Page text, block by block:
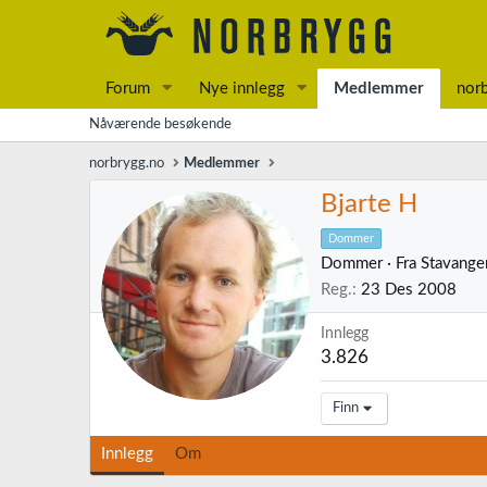
Forum Nye innlegg Medlemmer
Nåværende besøkende
norbrygg.no Medlemmer
Bjarte H
Dommer
Dommer · Fra
Reg. 23 Des 2008
Innlegg
3.826
Finn
Innlegg Om